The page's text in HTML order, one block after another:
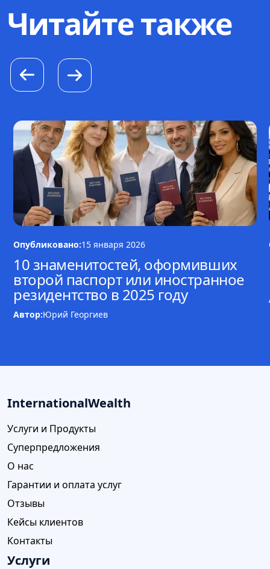
Читайте также
Опубликовано:15 января 2026
10 знаменитостей, оформивших
второй паспорт или иностранное
резидентство в 2025 году
Автор:Юрий Георгиев
InternationalWealth
Услуги и Продукты
Суперпредложения
О нас
Гарантии и оплата услуг
Отзывы
Кейсы клиентов
Контакты
Услуги